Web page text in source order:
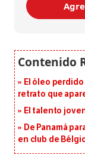
El óleo
retrato que
El talento
De Panamá
en club de